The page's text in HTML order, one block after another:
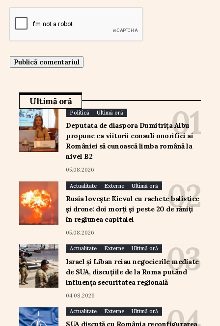
Ultimă oră
Politică Ultimă oră
Deputata de diaspora Dumitrița Albu
propune ca viitorii consuli onorifici ai
României să cunoască limba română la
nivel B2
05.08.2026
Actualitate Externe Ultimă oră
Rusia lovește Kievul cu rachete balistice
și drone: doi morți și peste 20 de răniți
în regiunea capitalei
05.08.2026
Actualitate Externe Ultimă oră
Israel și Liban reiau negocierile mediate
de SUA, discuțiile de la Roma putând
influența securitatea regională
04.08.2026
Actualitate Externe Ultimă oră
SUA discută cu România reconfigurarea